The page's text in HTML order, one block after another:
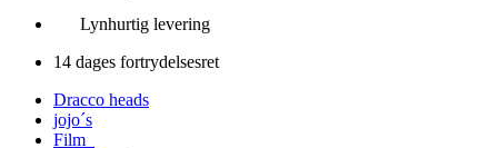
Lynhurtig levering
14 dages fortrydelsesret
Dracco heads
jojo´s
Film